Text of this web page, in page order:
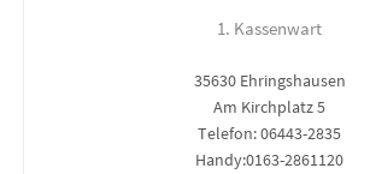
1. Kassenwart
35630 Ehringshausen
Am Kirchplatz 5
Telefon: 06443-2835
Handy:0163-2861120